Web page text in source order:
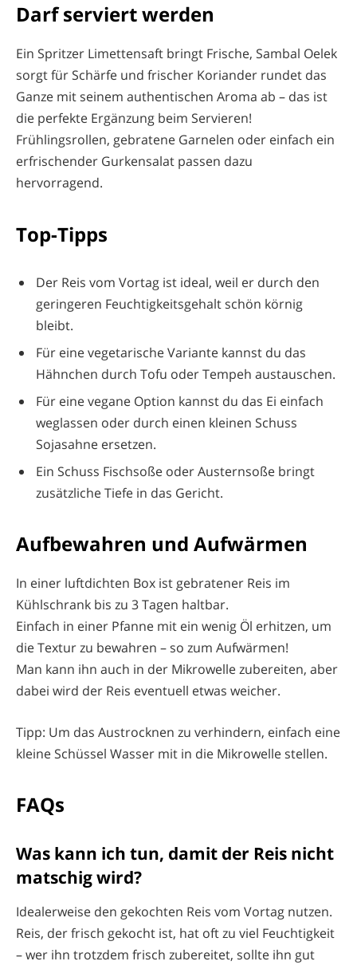
Darf serviert werden
Ein Spritzer Limettensaft bringt Frische, Sambal Oelek
sorgt für Schärfe und frischer Koriander rundet das
Ganze mit seinem authentischen Aroma ab – das ist
die perfekte Ergänzung beim Servieren!
Frühlingsrollen, gebratene Garnelen oder einfach ein
erfrischender Gurkensalat passen dazu
hervorragend.
Top-Tipps
Der Reis vom Vortag ist ideal, weil er durch den
geringeren Feuchtigkeitsgehalt schön körnig
bleibt.
Für eine vegetarische Variante kannst du das
Hähnchen durch Tofu oder Tempeh austauschen.
Für eine vegane Option kannst du das Ei einfach
weglassen oder durch einen kleinen Schuss
Sojasahne ersetzen.
Ein Schuss Fischsoße oder Austernsoße bringt
zusätzliche Tiefe in das Gericht.
Aufbewahren und Aufwärmen
In einer luftdichten Box ist gebratener Reis im
Kühlschrank bis zu 3 Tagen haltbar.
Einfach in einer Pfanne mit ein wenig Öl erhitzen, um
die Textur zu bewahren – so zum Aufwärmen!
Man kann ihn auch in der Mikrowelle zubereiten, aber
dabei wird der Reis eventuell etwas weicher.
Tipp: Um das Austrocknen zu verhindern, einfach eine
kleine Schüssel Wasser mit in die Mikrowelle stellen.
FAQs
Was kann ich tun, damit der Reis nicht
matschig wird?
Idealerweise den gekochten Reis vom Vortag nutzen.
Reis, der frisch gekocht ist, hat oft zu viel Feuchtigkeit
– wer ihn trotzdem frisch zubereitet, sollte ihn gut